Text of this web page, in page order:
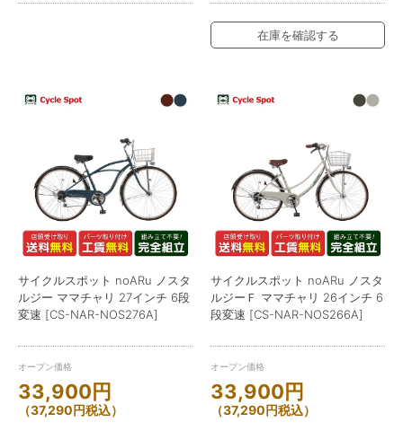
在庫を確認する
サイクルスポット noARu ノスタ
ルジー ママチャリ 27インチ 6段
変速 [CS-NAR-NOS276A]
オープン価格
33,900円
（37,290円税込）
サイクルスポット noARu ノスタ
ルジーＦ ママチャリ 26インチ 6
段変速 [CS-NAR-NOS266A]
オープン価格
33,900円
（37,290円税込）